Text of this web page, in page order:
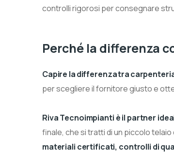
controlli rigorosi per consegnare
Perché la differenza
Capire la differenza tra
per scegliere il fornitore giusto e
Riva Tecnoimpianti è il partner
finale, che si tratti di un piccolo
materiali certificati, controlli di